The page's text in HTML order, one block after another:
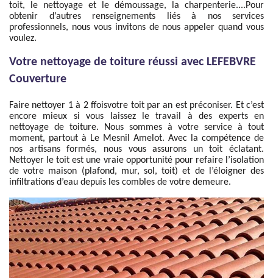
toit, le nettoyage et le démoussage, la charpenterie....Pour
obtenir d’autres renseignements liés à nos services
professionnels, nous vous invitons de nous appeler quand vous
voulez.
Votre nettoyage de toiture réussi avec LEFEBVRE
Couverture
Faire nettoyer 1 à 2 ffoisvotre toit par an est préconiser. Et c’est
encore mieux si vous laissez le travail à des experts en
nettoyage de toiture. Nous sommes à votre service à tout
moment, partout à Le Mesnil Amelot. Avec la compétence de
nos artisans formés, nous vous assurons un toit éclatant.
Nettoyer le toit est une vraie opportunité pour refaire l’isolation
de votre maison (plafond, mur, sol, toit) et de l’éloigner des
infiltrations d’eau depuis les combles de votre demeure.